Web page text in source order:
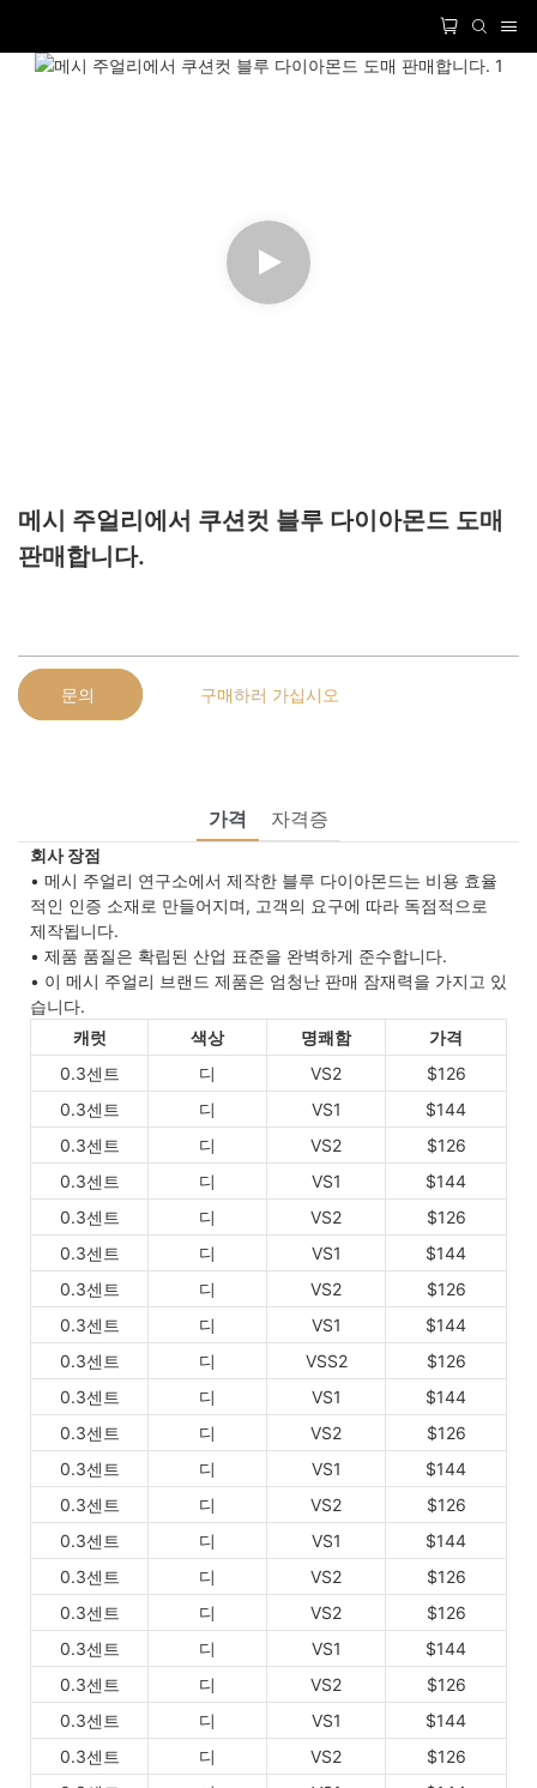
메시 주얼리에서 쿠션컷 블루 다이아몬드 도매
판매합니다.
문의 구매하러 가십시오
가격 자격증
회사 장점
• 메시 주얼리 연구소에서 제작한 블루 다이아몬드는 비용 효율
적인 인증 소재로 만들어지며, 고객의 요구에 따라 독점적으로
제작됩니다.
• 제품 품질은 확립된 산업 표준을 완벽하게 준수합니다.
• 이 메시 주얼리 브랜드 제품은 엄청난 판매 잠재력을 가지고 있
습니다.
캐럿
색상 명쾌함
가격
0.3센트
디 VS2
$126
0.3센트
디 VS1
$144
0.3센트
디 VS2
$126
0.3센트
디 VS1
$144
0.3센트
디 VS2
$126
0.3센트
디 VS1
$144
0.3센트
디 VS2
$126
0.3센트
디 VS1
$144
0.3센트
디 VSS2
$126
0.3센트
디 VS1
$144
0.3센트
디 VS2
$126
0.3센트
디 VS1
$144
0.3센트
디 VS2
$126
0.3센트
디 VS1
$144
0.3센트
디 VS2
$126
0.3센트
디 VS2
$126
0.3센트
디 VS1
$144
0.3센트
디 VS2
$126
0.3센트
디 VS1
$144
0.3센트
디 VS2
$126